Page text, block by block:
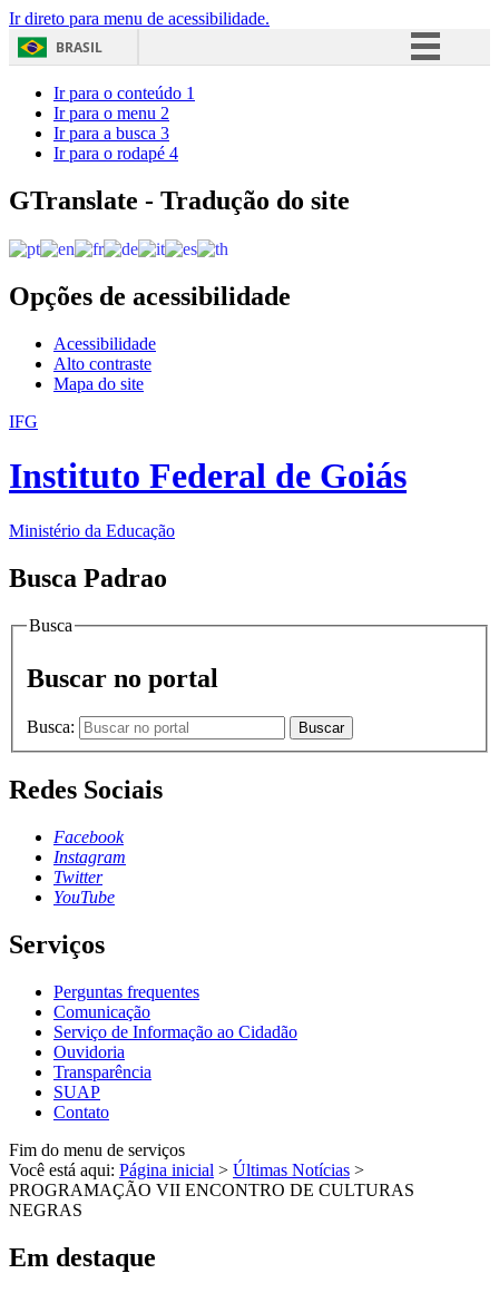
Ir direto para menu de acessibilidade.
BRASIL
Acesso à informação
Ir para o conteúdo 1
Ir para o menu 2
Ir para a busca 3
Ir para o rodapé 4
GTranslate - Tradução do site
Opções de acessibilidade
Acessibilidade
Alto contraste
Mapa do site
IFG
Instituto Federal de Goiás
Ministério da Educação
Busca Padrao
Busca
Buscar no portal
Busca: Buscar
Redes Sociais
Facebook
Instagram
Twitter
YouTube
Serviços
Perguntas frequentes
Comunicação
Serviço de Informação ao Cidadão
Ouvidoria
Transparência
SUAP
Contato
Fim do menu de serviços
Você está aqui: Página inicial > Últimas Notícias >
PROGRAMAÇÃO VII ENCONTRO DE CULTURAS
NEGRAS
Em destaque